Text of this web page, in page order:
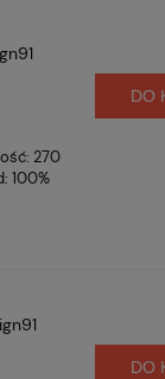
270
100%
DO
DO